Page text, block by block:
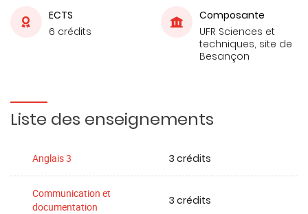
ECTS
6 crédits
Composante
UFR Sciences et
techniques, site de
Besançon
Liste des enseignements
Anglais 3 3 crédits
Communication et
documentation
3 crédits